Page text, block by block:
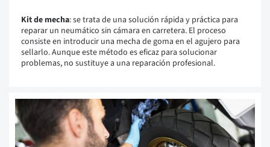
Kit de mecha: se trata de una solución rápida y práctica para
reparar un neumático sin cámara en carretera. El proceso
consiste en introducir una mecha de goma en el agujero para
sellarlo. Aunque este método es eficaz para solucionar
problemas, no sustituye a una reparación profesional.